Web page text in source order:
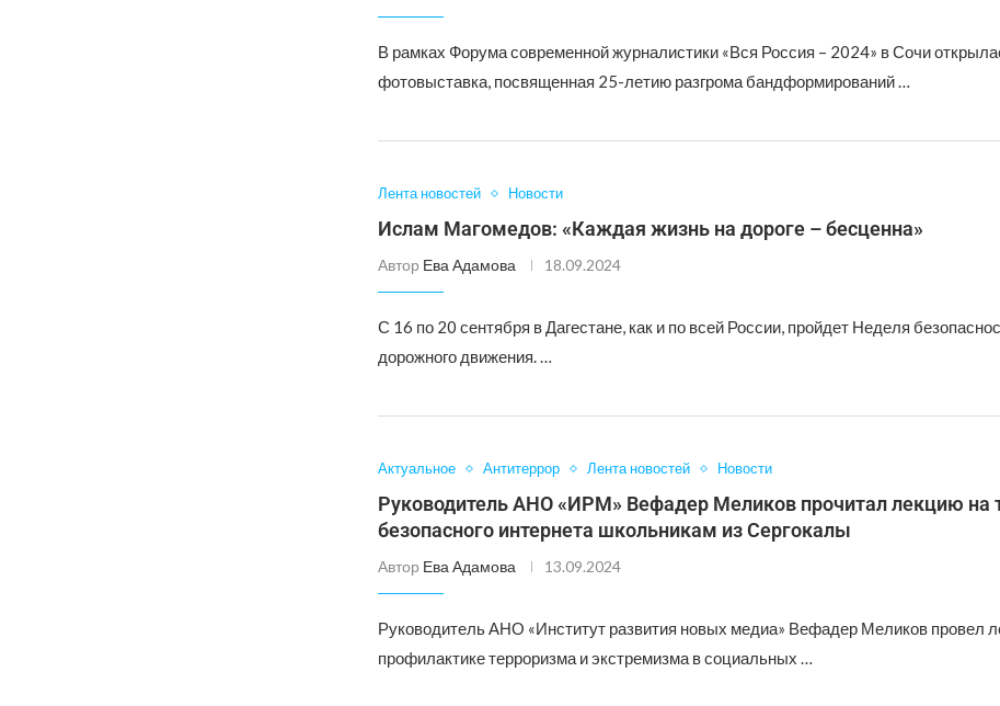
В рамках Форума современной журналистики «Вся Россия – 2024» в Сочи
фотовыставка, посвященная 25-летию разгрома бандформирований …
Лента новостей Новости
Ислам Магомедов: «Каждая жизнь на дороге – бесценна»
Автор Ева Адамова 18.09.2024
С 16 по 20 сентября в Дагестане, как и по всей России, пройдет Неделя
дорожного движения. …
Актуальное Антитеррор Лента новостей Новости
Руководитель АНО «ИРМ» Вефадер Меликов прочитал лекцию на
безопасного интернета школьникам из Сергокалы
Автор Ева Адамова 13.09.2024
Руководитель АНО «Институт развития новых медиа» Вефадер Меликов провел
профилактике терроризма и экстремизма в социальных …